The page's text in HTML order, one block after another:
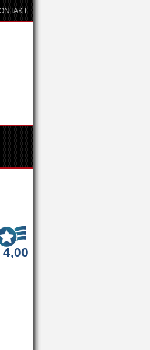
4,00